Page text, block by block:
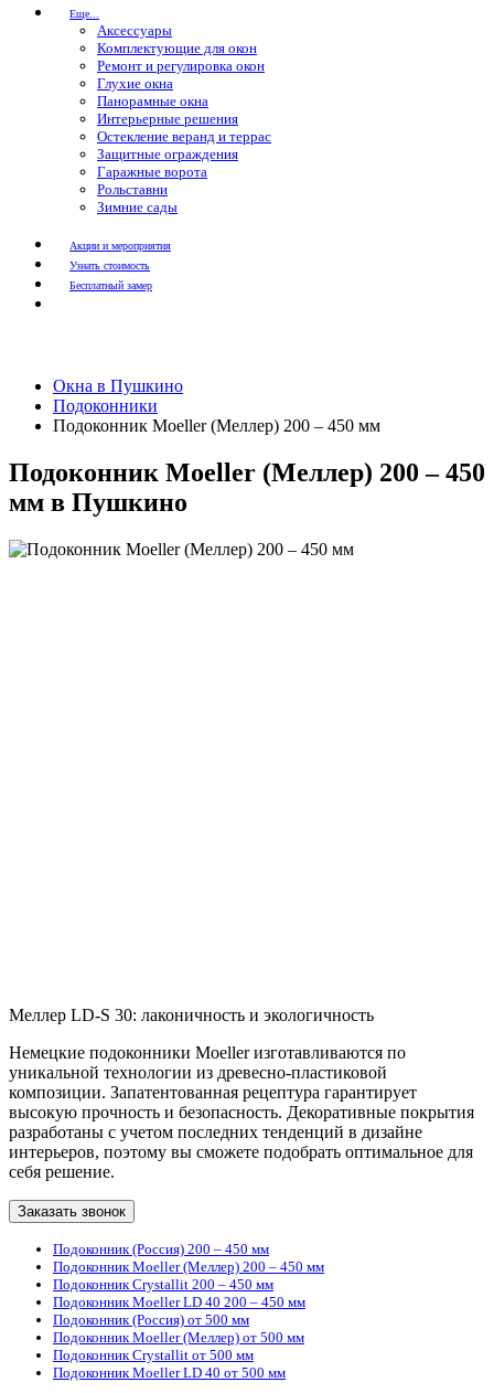
Еще...
Аксессуары
Комплектующие для окон
Ремонт и регулировка окон
Глухие окна
Панорамные окна
Интерьерные решения
Остекление веранд и террас
Защитные ограждения
Гаражные ворота
Рольставни
Зимние сады
Акции и мероприятия
Узнать стоимость
Бесплатный замер
Окна в Пушкино
Подоконники
Подоконник Moeller (Меллер) 200 – 450 мм
Подоконник Moeller (Меллер) 200 – 450
мм в Пушкино
Меллер LD-S 30: лаконичность и экологичность
Немецкие подоконники Moeller изготавливаются по
уникальной технологии из древесно-пластиковой
композиции. Запатентованная рецептура гарантирует
высокую прочность и безопасность. Декоративные покрытия
разработаны с учетом последних тенденций в дизайне
интерьеров, поэтому вы сможете подобрать оптимальное для
себя решение.
Заказать звонок
Подоконник (Россия) 200 – 450 мм
Подоконник Moeller (Меллер) 200 – 450 мм
Подоконник Crystallit 200 – 450 мм
Подоконник Moeller LD 40 200 – 450 мм
Подоконник (Россия) от 500 мм
Подоконник Moeller (Меллер) от 500 мм
Подоконник Crystallit от 500 мм
Подоконник Moeller LD 40 от 500 мм